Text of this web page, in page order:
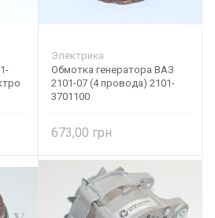
Электрика
Обмотка генератора ВАЗ
2101-07 (4 провода) 2101-
3701100
673,00